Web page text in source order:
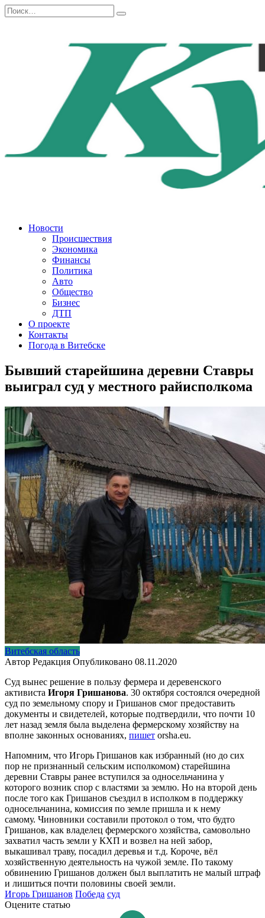
Перейти
к
Search
for:
Новости
Происшествия
Экономика
Финансы
Политика
Авто
Общество
Бизнес
ДТП
О проекте
Контакты
Погода в Витебске
Бывший старейшина деревни Ставры
выиграл суд у местного райисполкома
Витебская область
Автор Редакция Опубликовано 08.11.2020
Суд вынес решение в пользу фермера и деревенского
активиста Игоря Гришанова. 30 октября состоялся очередной
суд по земельному спору и Гришанов смог предоставить
документы и свидетелей, которые подтвердили, что почти 10
лет назад земля была выделена фермерскому хозяйству на
вполне законных основаниях, пишет orsha.eu.
Напомним, что Игорь Гришанов как избранный (но до сих
пор не признанный сельским исполкомом) старейшина
деревни Ставры ранее вступился за односельчанина у
которого возник спор с властями за землю. Но на второй день
после того как Гришанов съездил в исполком в поддержку
односельчанина, комиссия по земле пришла и к нему
самому. Чиновники составили протокол о том, что будто
Гришанов, как владелец фермерского хозяйства, самовольно
захватил часть земли у КХП и возвел на ней забор,
выкашивал траву, посадил деревья и т.д. Короче, вёл
хозяйственную деятельность на чужой земле. По такому
обвинению Гришанов должен был выплатить не малый штраф
и лишиться почти половины своей земли.
Игорь Гришанов Победа суд
Оцените статью